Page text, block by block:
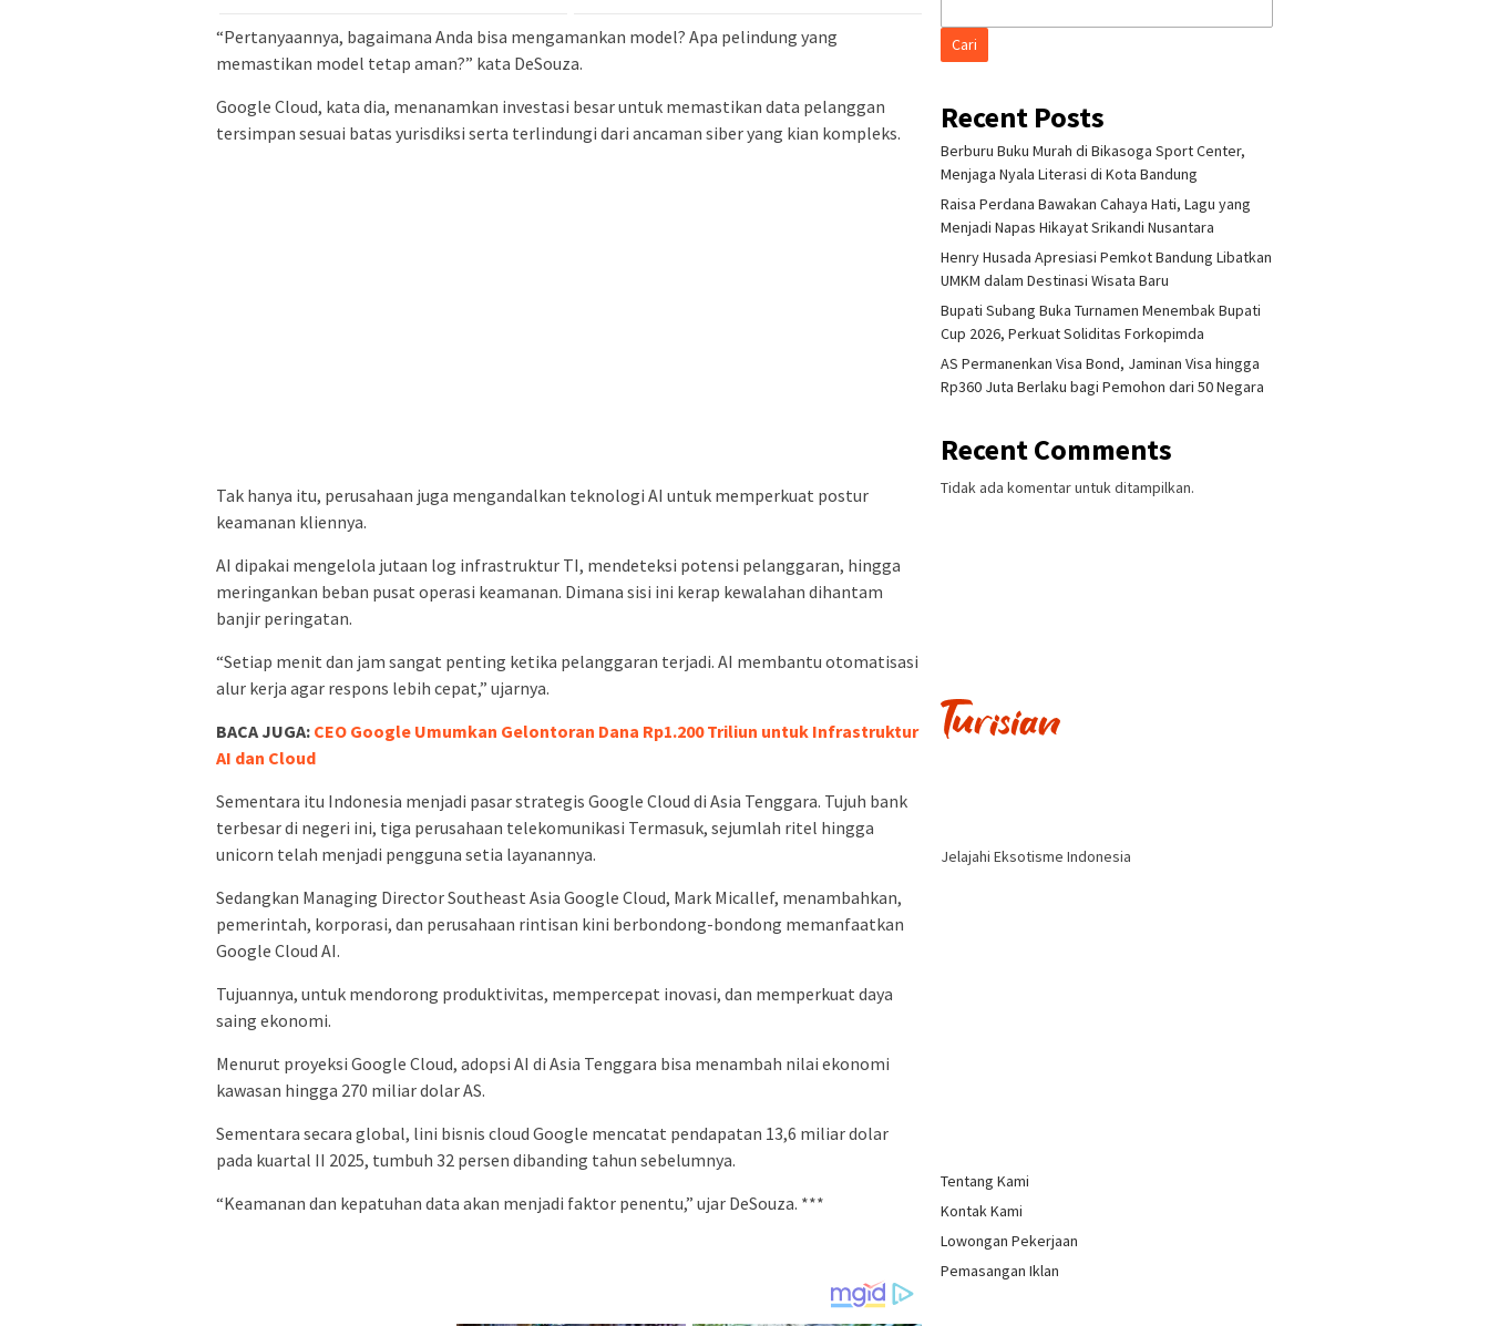
“Pertanyaannya, bagaimana Anda bisa mengamankan model? Apa pelindung yang
memastikan model tetap aman?” kata DeSouza.
Google Cloud, kata dia, menanamkan investasi besar untuk memastikan data pelanggan
tersimpan sesuai batas yurisdiksi serta terlindungi dari ancaman siber yang kian kompleks.
Tak hanya itu, perusahaan juga mengandalkan teknologi AI untuk memperkuat postur
keamanan kliennya.
AI dipakai mengelola jutaan log infrastruktur TI, mendeteksi potensi pelanggaran, hingga
meringankan beban pusat operasi keamanan. Dimana sisi ini kerap kewalahan dihantam
banjir peringatan.
“Setiap menit dan jam sangat penting ketika pelanggaran terjadi. AI membantu otomatisasi
alur kerja agar respons lebih cepat,” ujarnya.
BACA JUGA: CEO Google Umumkan Gelontoran Dana Rp1.200 Triliun untuk Infrastruktur
AI dan Cloud
Sementara itu Indonesia menjadi pasar strategis Google Cloud di Asia Tenggara. Tujuh bank
terbesar di negeri ini, tiga perusahaan telekomunikasi Termasuk, sejumlah ritel hingga
unicorn telah menjadi pengguna setia layanannya.
Sedangkan Managing Director Southeast Asia Google Cloud, Mark Micallef, menambahkan,
pemerintah, korporasi, dan perusahaan rintisan kini berbondong-bondong memanfaatkan
Google Cloud AI.
Tujuannya, untuk mendorong produktivitas, mempercepat inovasi, dan memperkuat daya
saing ekonomi.
Menurut proyeksi Google Cloud, adopsi AI di Asia Tenggara bisa menambah nilai ekonomi
kawasan hingga 270 miliar dolar AS.
Sementara secara global, lini bisnis cloud Google mencatat pendapatan 13,6 miliar dolar
pada kuartal II 2025, tumbuh 32 persen dibanding tahun sebelumnya.
“Keamanan dan kepatuhan data akan menjadi faktor penentu,” ujar DeSouza. ***
Cari
Recent Posts
Berburu Buku Murah di Bikasoga Sport Center,
Menjaga Nyala Literasi di Kota Bandung
Raisa Perdana Bawakan Cahaya Hati, Lagu yang
Menjadi Napas Hikayat Srikandi Nusantara
Henry Husada Apresiasi Pemkot Bandung Libatkan
UMKM dalam Destinasi Wisata Baru
Bupati Subang Buka Turnamen Menembak Bupati
Cup 2026, Perkuat Soliditas Forkopimda
AS Permanenkan Visa Bond, Jaminan Visa hingga
Rp360 Juta Berlaku bagi Pemohon dari 50 Negara
Recent Comments
Tidak ada komentar untuk ditampilkan.
Jelajahi Eksotisme Indonesia
Tentang Kami
Kontak Kami
Lowongan Pekerjaan
Pemasangan Iklan